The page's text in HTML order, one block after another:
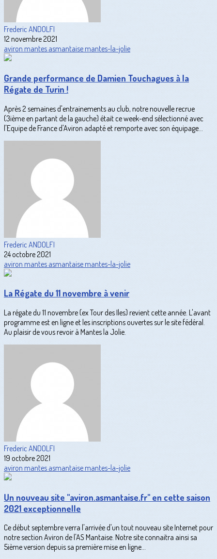
Frederic ANDOLFI
12 novembre 2021
aviron mantes asmantaisemantes-la-jolie
Grande performance de Damien Touchagues à la
Régate de Turin !
Après 2 semaines d'entrainements au club, notre nouvelle recrue
(3ième en partant de la gauche) était ce week-end sélectionné avec
l'Equipe de France d'Aviron adapté et remporte avec son équipage...
Frederic ANDOLFI
24 octobre 2021
aviron mantes asmantaise mantes-la-jolie
La Régate du 11 novembre à venir
La régate du 11 novembre (ex Tour des Iles) revient cette année. L'avant
programme est en ligne et les inscriptions ouvertes sur le site fédéral.
Au plaisir de vous revoir à Mantes la Jolie.
Frederic ANDOLFI
19 octobre 2021
aviron mantes asmantaise mantes-la-jolie
Un nouveau site "aviron.asmantaise.fr" en cette saison
2021 exceptionnelle
Ce début septembre verra l'arrivée d'un tout nouveau site Internet pour
notre section Aviron de l'AS Mantaise. Notre site connaitra ainsi sa
5ième version depuis sa première mise en ligne...